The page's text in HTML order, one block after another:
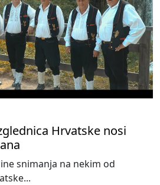
Hrvatske nosi
snimanja na nekim od